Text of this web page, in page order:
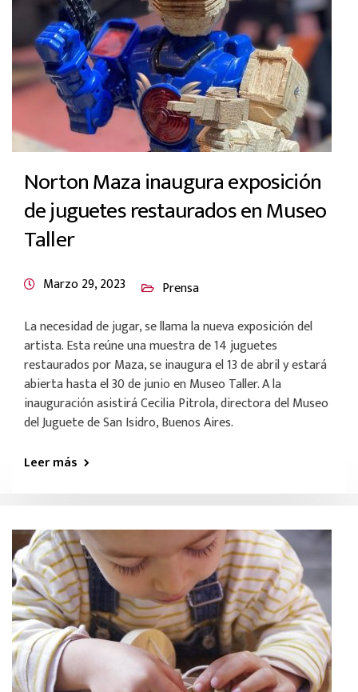
Norton Maza inaugura exposición
de juguetes restaurados en Museo
Taller
Marzo 29, 2023
Prensa
La necesidad de jugar, se llama la nueva exposición del
artista. Esta reúne una muestra de 14 juguetes
restaurados por Maza, se inaugura el 13 de abril y estará
abierta hasta el 30 de junio en Museo Taller. A la
inauguración asistirá Cecilia Pitrola, directora del Museo
del Juguete de San Isidro, Buenos Aires.
Leer más